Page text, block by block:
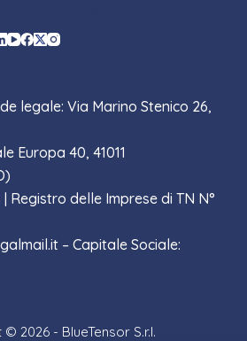
legale: Via Marino Stenico 26,
Europa 40, 41011
Registro delle Imprese di TN N°
– Capitale Sociale:
2026 - BlueTensor S.r.l.